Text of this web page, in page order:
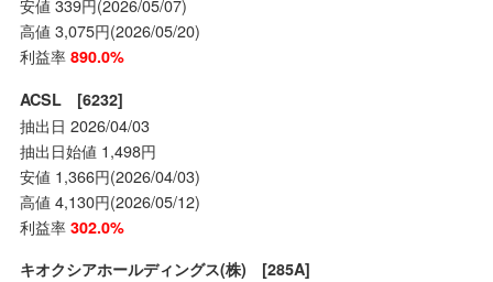
安値 339円(2026/05/07)
高値 3,075円(2026/05/20)
利益率 890.0%
ACSL [6232]
抽出日 2026/04/03
抽出日始値 1,498円
安値 1,366円(2026/04/03)
高値 4,130円(2026/05/12)
利益率 302.0%
キオクシアホールディングス(株) [285A]